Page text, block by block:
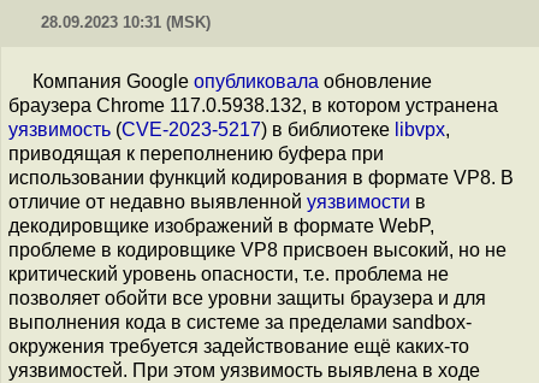
28.09.2023 10:31 (MSK)
Компания Google опубликовала обновление
браузера Chrome 117.0.5938.132, в котором устранена
уязвимость (CVE-2023-5217) в библиотеке libvpx,
приводящая к переполнению буфера при
использовании функций кодирования в формате VP8. В
отличие от недавно выявленной уязвимости в
декодировщике изображений в формате WebP,
проблеме в кодировщике VP8 присвоен высокий, но не
критический уровень опасности, т.е. проблема не
позволяет обойти все уровни защиты браузера и для
выполнения кода в системе за пределами sandbox-
окружения требуется задействование ещё каких-то
уязвимостей. При этом уязвимость выявлена в ходе